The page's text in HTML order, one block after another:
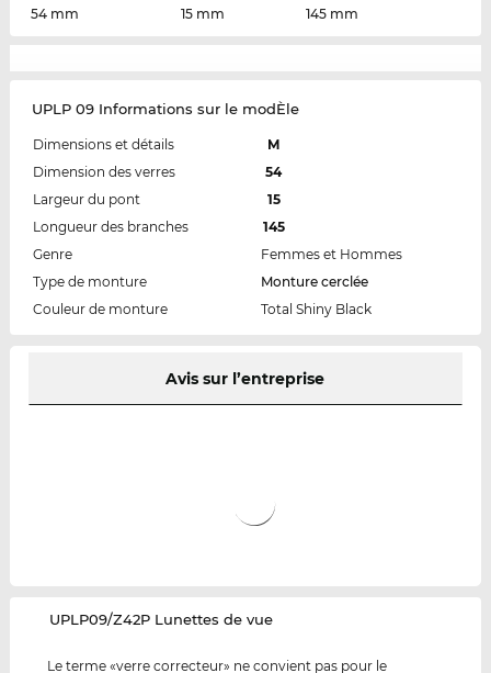
54 mm
15 mm
145 mm
UPLP 09 Informations sur le modÈle
Dimensions et détails
M
Dimension des verres
54
Largeur du pont
15
Longueur des branches
145
Genre
Femmes et Hommes
Type de monture
Monture cerclée
Couleur de monture
Total Shiny Black
Avis sur l’entreprise
‌UPLP09/Z42P Lunettes de vue
Le terme «verre correcteur» ne convient pas pour le